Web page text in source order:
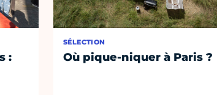
:
SÉLECTION
Où pique-niquer à Paris ?